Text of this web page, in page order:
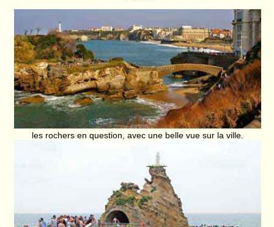
les rochers en question, avec une belle vue sur la ville.